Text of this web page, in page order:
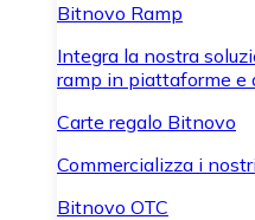
Bitnovo Ramp
Integra la nostra
ramp in piattaforme e
Carte regalo Bitnovo
Commercializza i
Bitnovo OTC